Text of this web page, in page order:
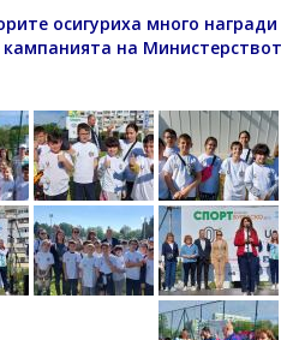
осигуриха много
кампанията на